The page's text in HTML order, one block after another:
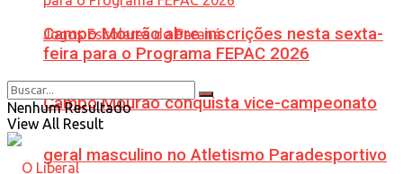
Campo Mourão conquista vice-campeonato
geral masculino no Atletismo Paradesportivo
Campo Mourão abre inscrições nesta sexta-
feira para o Programa FEPAC 2026
Nenhum Resultado
View All Result